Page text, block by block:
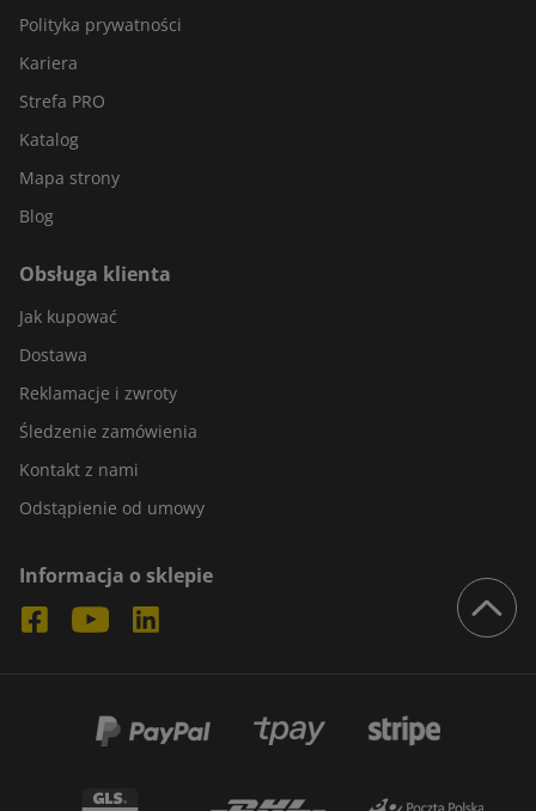
Polityka prywatności
Kariera
Strefa PRO
Katalog
Mapa strony
Blog
Obsługa klienta
Jak kupować
Dostawa
Reklamacje i zwroty
Śledzenie zamówienia
Kontakt z nami
Odstąpienie od umowy
Informacja o sklepie